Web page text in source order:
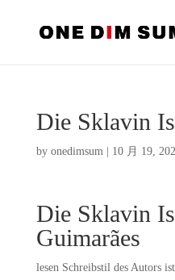
Die Sklavin
by onedimsum| 10 月 19,
Die Sklavin
Guimarães
lesen Schreibstil des Autors